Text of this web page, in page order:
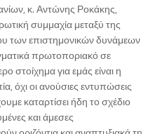
κ. Αντώνης Ροκάκης,
συμμαχία μεταξύ της
των επιστημονικών δυνάμεων
πρωτοποριακό σε
στοίχημα για εμάς είναι η
όχι οι ανούσιες εντυπώσεις
καταρτίσει ήδη το σχέδιο
και άμεσες